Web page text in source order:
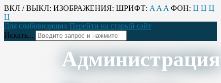
ВКЛ / ВЫКЛ: ИЗОБРАЖЕНИЯ: ШРИФТ: A A A ФОН: Ц Ц Ц
Ц
Для слабовидящих Перейти на старый сайт
Искать...
Администрация